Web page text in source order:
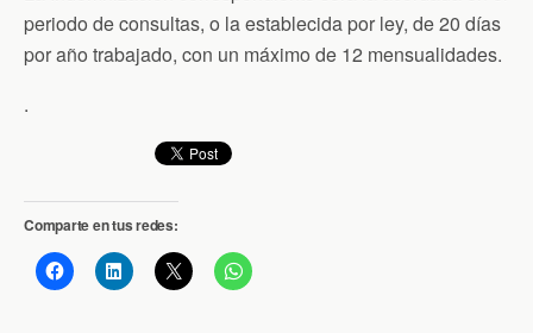
periodo de consultas, o la establecida por ley, de 20 días
por año trabajado, con un máximo de 12 mensualidades.
.
Comparte en tus redes: